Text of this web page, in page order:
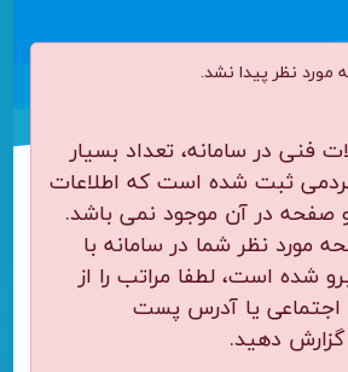
مورد نظر پیدا نشد.
فنی در سامانه، تعداد بسیار
ثبت شده است که اطلاعات
صفحه در آن موجود نمی باشد.
مورد نظر شما در سامانه با
شده است، لطفا مراتب را از
یا آدرس پست
گزارش دهید.